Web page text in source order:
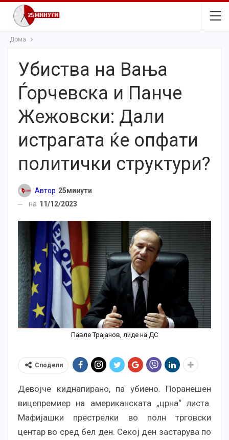
Дома
Убиства на Вања
Ѓорчевска и Панче
Жежовски: Дали
истрагата ќе опфати
политички структури?
Автор 25минути
на 11/12/2023
Павле Трајанов, лиде на ДС
Сподели
Девојче киднапирано, па убиено. Поранешен
вицепремиер на американската „црна“ листа.
Мафијашки престрелки во полн трговски
центар во сред бел ден. Секој ден застарува по